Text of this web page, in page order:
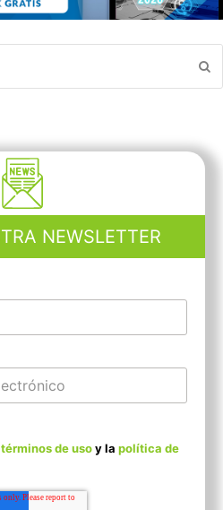
NEWSLETTER
términos de usoy la política de